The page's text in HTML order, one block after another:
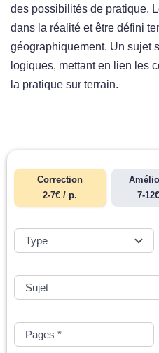
des possibilités de pratique.
dans la réalité et être défini
géographiquement. Un sujet
logiques, mettant en lien les
la pratique sur terrain.
Correction
2-7€ / p.
7-